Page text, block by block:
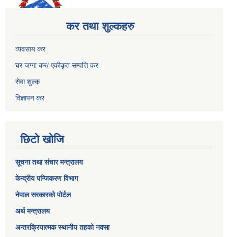
कर तथा शुल्कहरु
व्यवसाय कर
घर जग्गा कर/ एकीकृत सम्पत्ति कर
सेवा शुल्क
विज्ञापन कर
छिटो खोजि
सूचना तथा संचार मन्त्रालय
केन्द्रीय पन्जिकरण विभाग
नेपाल सरकारको पोर्टल
अर्थ मन्त्रालय
अन्तरक्रियात्मक स्थानीय तहको नक्सा